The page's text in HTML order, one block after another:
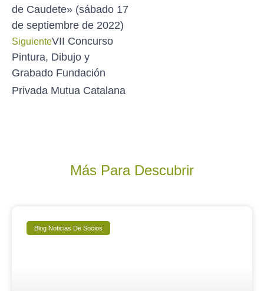
de Caudete» (sábado 17
de septiembre de 2022)
SiguienteVII Concurso
Pintura, Dibujo y
Grabado Fundación
Privada Mutua Catalana
Más Para Descubrir
Blog Noticias De Socios